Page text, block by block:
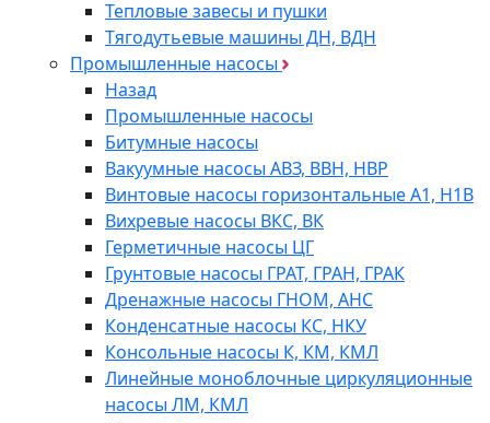
Тепловые завесы и пушки
Тягодутьевые машины ДН, ВДН
Промышленные насосы
Назад
Промышленные насосы
Битумные насосы
Вакуумные насосы АВЗ, ВВН, НВР
Винтовые насосы горизонтальные А1, Н1В
Вихревые насосы ВКС, ВК
Герметичные насосы ЦГ
Грунтовые насосы ГРАТ, ГРАН, ГРАК
Дренажные насосы ГНОМ, АНС
Конденсатные насосы КС, НКУ
Консольные насосы К, КМ, КМЛ
Линейные моноблочные циркуляционные
насосы ЛМ, КМЛ